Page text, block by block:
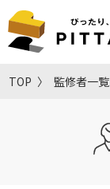
TOP 監修者一覧